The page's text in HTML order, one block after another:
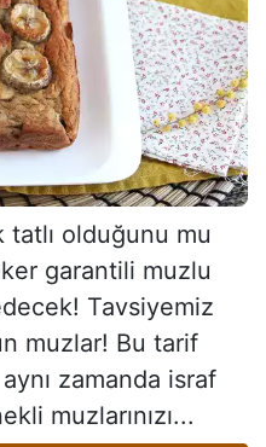
tatlı olduğunu mu
garantili muzlu
Tavsiyemiz
muzlar! Bu tarif
zamanda israf
muzlarınızı...